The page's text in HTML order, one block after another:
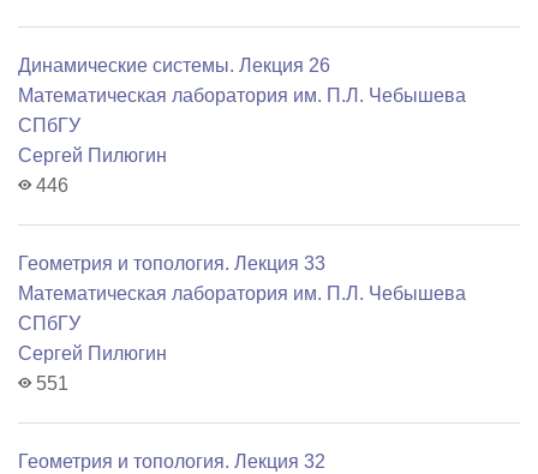
Динамические системы. Лекция 26
Математичеcкая лаборатория им. П.Л. Чебышева
СПбГУ
Сергей Пилюгин
446
Геометрия и топология. Лекция 33
Математичеcкая лаборатория им. П.Л. Чебышева
СПбГУ
Сергей Пилюгин
551
Геометрия и топология. Лекция 32